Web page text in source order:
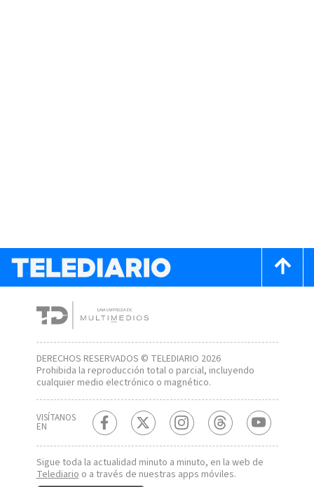
DERECHOS RESERVADOS © TELEDIARIO 2026
Prohibida la reproducción total o parcial, incluyendo
cualquier medio electrónico o magnético.
VISÍTANOS
EN
Sigue toda la actualidad minuto a minuto, en la web de
Telediario o a través de nuestras apps móviles.